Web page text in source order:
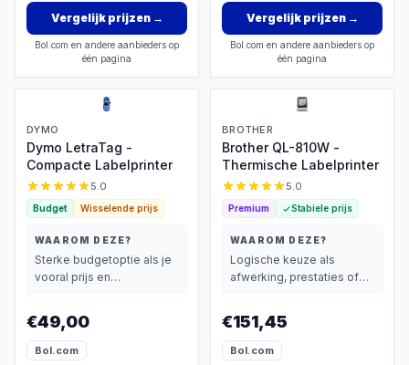
Vergelijk prijzen→
Bol.com en andere aanbieders op
één pagina
Vergelijk prijzen→
Bol.com en andere aanbieders op
één pagina
DYMO
Dymo LetraTag -
Compacte Labelprinter
5.0
Budget Wisselende prijs
WAAROM DEZE?
Sterke budgetoptie als je
vooral prijs en
€49,00
Bol.com
BROTHER
Brother QL-810W -
Thermische Labelprinter
5.0
Premium Stabiele prijs
WAAROM DEZE?
Logische keuze als
afwerking, prestaties of
€151,45
Bol.com